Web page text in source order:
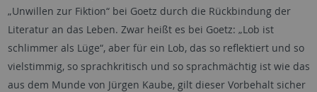
„Unwillen zur Fiktion“ bei Goetz durch die Rückbindung der
Literatur an das Leben. Zwar heißt es bei Goetz: „Lob ist
schlimmer als Lüge“, aber für ein Lob, das so reflektiert und so
vielstimmig, so sprachkritisch und so sprachmächtig ist wie das
aus dem Munde von Jürgen Kaube, gilt dieser Vorbehalt sicher